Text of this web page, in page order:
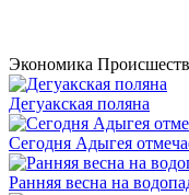
Экономика
Дегуакская поляна
Сегодня Адыгея
Ранняя весна на